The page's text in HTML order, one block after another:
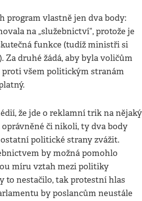
program vlastně jen dva body:
na „služebnictví“, protože je
funkce (tudíž ministři si
Za druhé žádá, aby byla voličům
všem politickým stranám
že jde o reklamní trik na nějaký
či nikoli, ty dva body
politické strany zvážit.
by možná pomohlo
míru vztah mezi politiky
to nestačilo, tak protestní hlas
by poslancům neustále